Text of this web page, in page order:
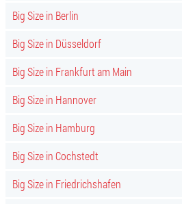
Big Size in Berlin
Big Size in Düsseldorf
Big Size in Frankfurt am Main
Big Size in Hannover
Big Size in Hamburg
Big Size in Cochstedt
Big Size in Friedrichshafen